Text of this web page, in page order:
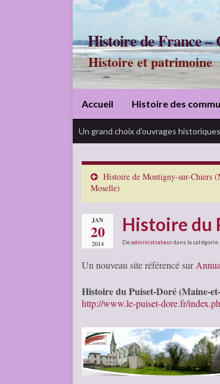
Histoire de France –
Histoire et patrimoine
Accueil Histoire des
Un grand choix d’ouvrages historiques
Histoire de Montigny-sur-Chiers
Moselle)
JAN
20
2014
Histoire du
Deadministrateurdans la catégorie
Un nouveau site référencé sur
Histoire du Puiset-Doré (Maine-
http://www.le-puiset-dore.fr/